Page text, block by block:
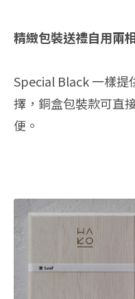
精緻包裝送禮自用兩
Special Black 一樣提
擇，銅盒包裝款可直
便。